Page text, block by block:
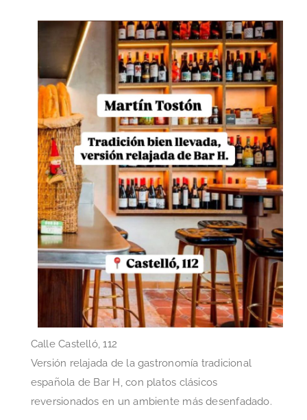
Calle Castelló, 112
Versión relajada de la gastronomía tradicional
española de Bar H, con platos clásicos
reversionados en un ambiente más desenfadado.